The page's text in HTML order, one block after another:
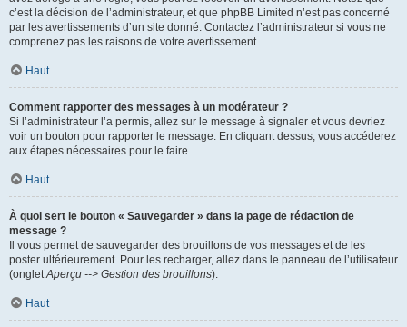
c’est la décision de l’administrateur, et que phpBB Limited n’est pas concerné
par les avertissements d’un site donné. Contactez l’administrateur si vous ne
comprenez pas les raisons de votre avertissement.
Haut
Comment rapporter des messages à un modérateur ?
Si l’administrateur l’a permis, allez sur le message à signaler et vous devriez
voir un bouton pour rapporter le message. En cliquant dessus, vous accéderez
aux étapes nécessaires pour le faire.
Haut
À quoi sert le bouton « Sauvegarder » dans la page de rédaction de
message ?
Il vous permet de sauvegarder des brouillons de vos messages et de les
poster ultérieurement. Pour les recharger, allez dans le panneau de l’utilisateur
(ongletAperçu --> Gestion des brouillons).
Haut